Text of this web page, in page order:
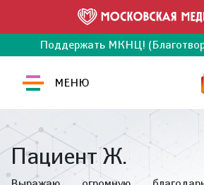
Поддержать МКНЦ!
МЕНЮ
Пациент Ж.